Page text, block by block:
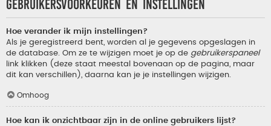
Gebruikersvoorkeuren en instellingen
Hoe verander ik mijn instellingen?
Als je geregistreerd bent, worden al je gegevens opgeslagen in
de database. Om ze te wijzigen moet je op de gebruikerspaneel
link klikken (deze staat meestal bovenaan op de pagina, maar
dit kan verschillen), daarna kan je je instellingen wijzigen.
Omhoog
Hoe kan ik onzichtbaar zijn in de online gebruikers lijst?